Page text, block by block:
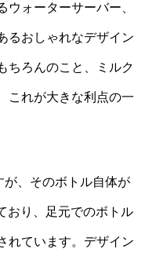
ォーターサーバー、
るおしゃれなデザイン
ちろんのこと、ミルク
これが大きな利点の一
、そのボトル自体が
おり、足元でのボトル
れています。デザイン